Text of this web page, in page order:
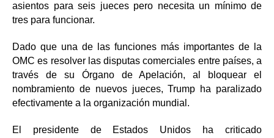
asientos para seis jueces pero necesita un mínimo de
tres para funcionar.
Dado que una de las funciones más importantes de la
OMC es resolver las disputas comerciales entre países, a
través de su Órgano de Apelación, al bloquear el
nombramiento de nuevos jueces, Trump ha paralizado
efectivamente a la organización mundial.
El presidente de Estados Unidos ha criticado